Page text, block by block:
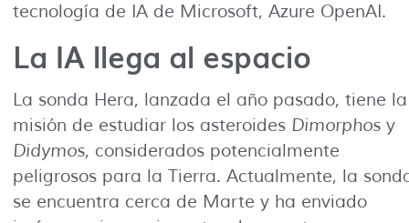
tecnología de IA de Microsoft, Azure OpenAI.
La IA llega al espacio
La sonda Hera, lanzada el año pasado, tiene la
misión de estudiar los asteroides Dimorphos y
Didymos, considerados potencialmente
peligrosos para la Tierra. Actualmente, la
se encuentra cerca de Marte y ha enviado